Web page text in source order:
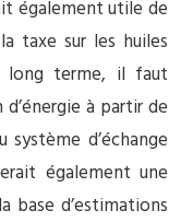
également utile de
taxe sur les huiles
long terme, il faut
à partir de
d’échange
également une
base d’estimations